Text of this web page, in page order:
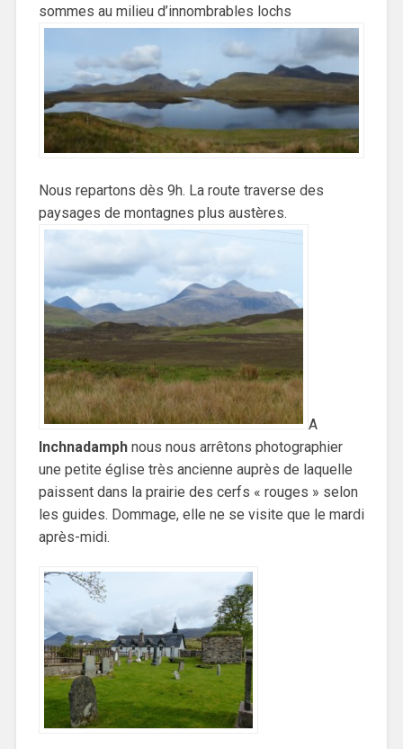
sommes au milieu d’innombrables lochs
Nous repartons dès 9h. La route traverse des
paysages de montagnes plus austères.
A
Inchnadamphnous nous arrêtons photographier
une petite église très ancienne auprès de laquelle
paissent dans la prairie des cerfs « rouges » selon
les guides. Dommage, elle ne se visite que le mardi
après-midi.